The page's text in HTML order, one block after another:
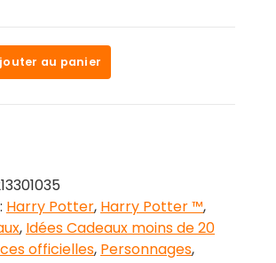
au panier
Harry Potter, Harry Potter ™,
, Idées Cadeaux moins de 20
officielles, Personnages,